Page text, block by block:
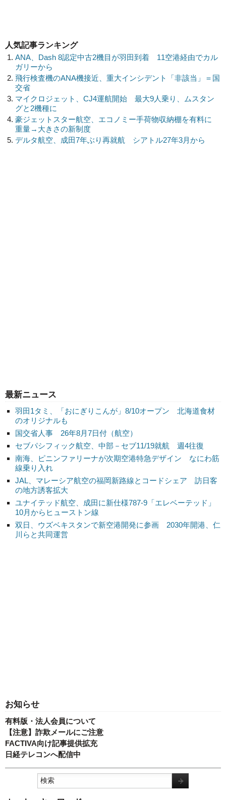
最新ニュース
羽田1タミ、「おにぎりこんが」8/10オープン 北海道食材
のオリジナルも
国交省人事 26年8月7日付（航空）
セブパシフィック航空、中部－セブ11/19就航 週4往復
南海、ピニンファリーナが次期空港特急デザイン なにわ筋
線乗り入れ
JAL、マレーシア航空の福岡新路線とコードシェア 訪日客
の地方誘客拡大
ユナイテッド航空、成田に新仕様787-9「エレベーテッド」
10月からヒューストン線
双日、ウズベキスタンで新空港開発に参画 2030年開港、仁
川らと共同運営
お知らせ
有料版・法人会員について
【注意】詐欺メールにご注意
FACTIVA向け記事提供拡充
日経テレコンへ配信中
人気記事ランキング
ANA、Dash 8認定中古2機目が羽田到着 11空港経由でカル
ガリーから
飛行検査機のANA機接近、重大インシデント「非該当」＝国
交省
マイクロジェット、CJ4運航開始 最大9人乗り、ムスタン
グと2機種に
豪ジェットスター航空、エコノミー手荷物収納棚を有料に
重量→大きさの新制度
デルタ航空、成田7年ぶり再就航 シアトル27年3月から